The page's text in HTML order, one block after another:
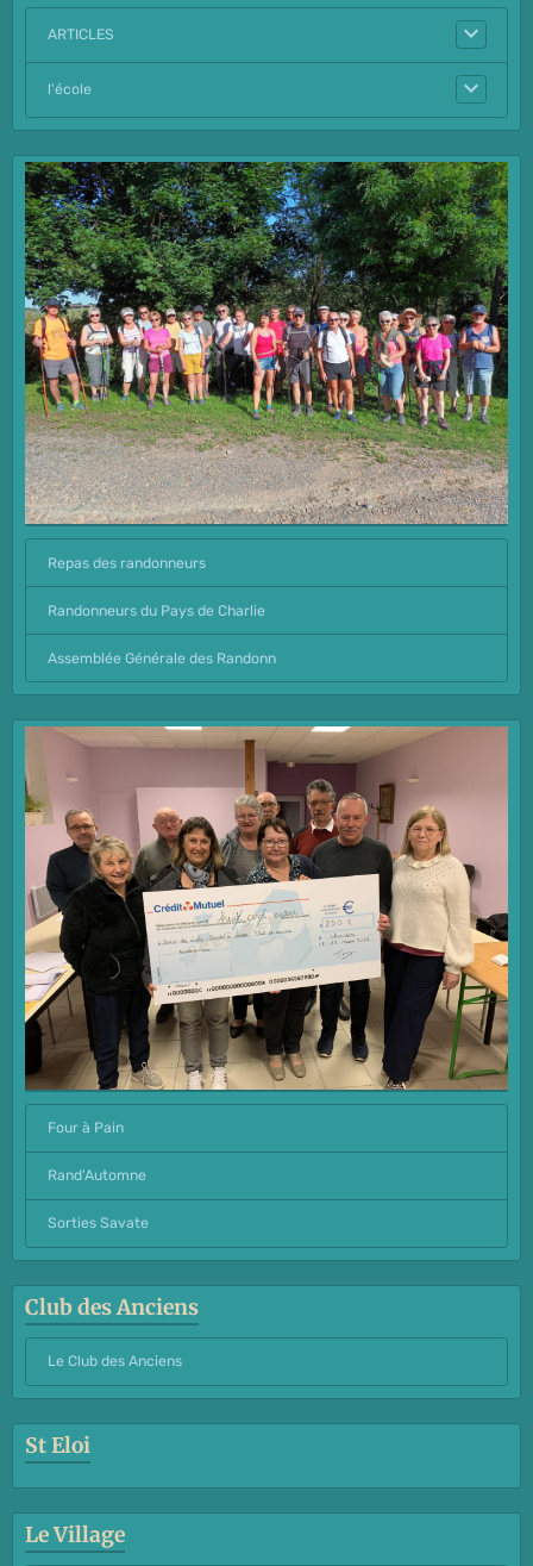
ARTICLES
l'école
Repas des randonneurs
Randonneurs du Pays de Charlie
Assemblée Générale des Randonn
Four à Pain
Rand'Automne
Sorties Savate
Club des Anciens
Le Club des Anciens
St Eloi
Le Village